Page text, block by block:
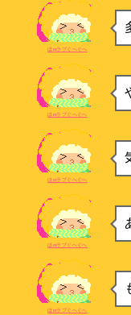
ほmラブぐへぐへ
ほmラブぐへぐへ
ほmラブぐへぐへ
ほmラブぐへぐへ
ほmラブぐへぐへ